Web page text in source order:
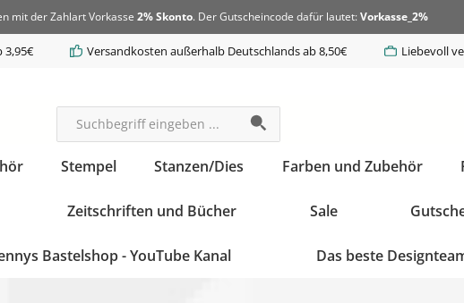
mit der Zahlart Vorkasse 2% Skonto. Der Gutscheincode dafür lautet: Vorkasse_2%
3,95€ Versandkosten außerhalb Deutschlands ab 8,50€ Liebevoll
Stempel Stanzen/Dies Farben und Zubehör
Zeitschriften und Bücher Sale
Bastelshop - YouTube Kanal Das beste